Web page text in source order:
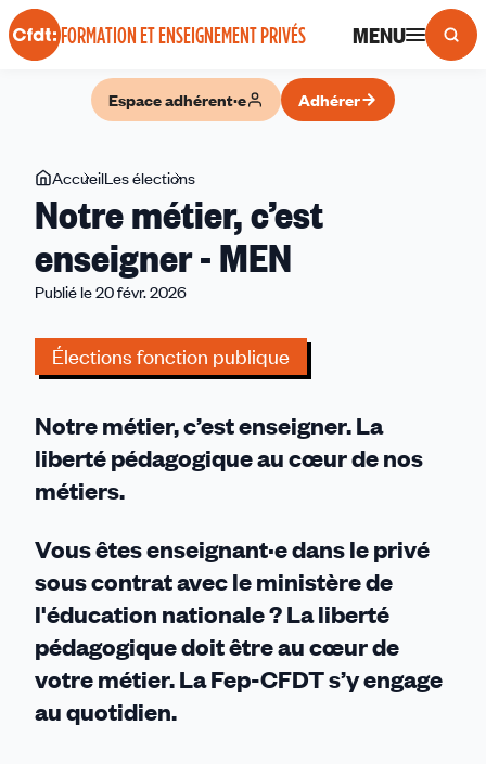
Panneau de gestion des cookies
FORMATION ET ENSEIGNEMENT PRIVÉS MENU
Espace adhérent·e Adhérer
Vous
êtes
ici
AccueilLes élections
métier,
c’est
enseigner
Notre métier, c’est
enseigner - MEN
Publié le 20 févr. 2026
Élections fonction publique
Notre métier, c’est enseigner. La
liberté pédagogique au cœur de nos
métiers.
Vous êtes enseignant·e dans le privé
sous contrat avec le ministère de
l'éducation nationale ? La liberté
pédagogique doit être au cœur de
votre métier. La Fep-CFDT s’y engage
au quotidien.